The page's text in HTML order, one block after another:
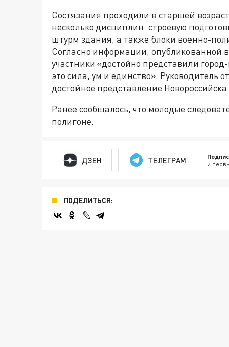
Состязания проходили в старшей
несколько дисциплин: строевую
штурм здания, а также блоки военно-
Согласно информации, опубликованной
участники «достойно представили
это сила, ум и единство». Руководитель
достойное представление Новороссийска.
Ранее сообщалось, что молодые
полигоне.
ДЗЕН ТЕЛЕГРАМ и
ПОДЕЛИТЬСЯ: